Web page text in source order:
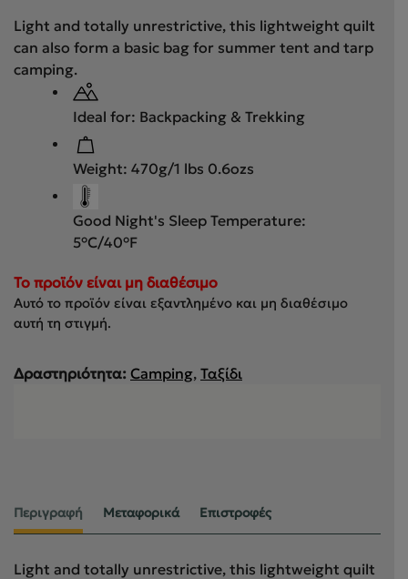
Light and totally unrestrictive, this lightweight quilt
can also form a basic bag for summer tent and tarp
camping.
Ideal for: Backpacking & Trekking
Weight: 470g/1 lbs 0.6ozs
Good Night's Sleep Temperature:
5°C/40°F
To προϊόν είναι μη διαθέσιμο
Αυτό το προϊόν είναι εξαντλημένο και μη διαθέσιμο
αυτή τη στιγμή.
Δραστηριότητα: Camping, Ταξίδι
Περιγραφή Μεταφορικά Επιστροφές
Light and totally unrestrictive, this lightweight quilt